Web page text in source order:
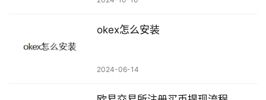
okex怎么安装
2024-06-14